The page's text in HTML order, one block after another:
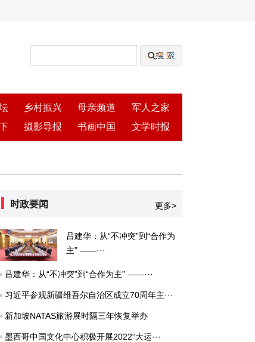
乡村振兴 母亲频道
军人之家
摄影导报 书画中国 文学时报
时政要闻 更多>
吕建华：从“不冲突”到“合作为
主” ——···
吕建华：从“不冲突”到“合作为主” ——···
习近平参观新疆维吾尔自治区成立70周年主···
新加坡NATAS旅游展时隔三年恢复举办
墨西哥中国文化中心积极开展2022“大运···